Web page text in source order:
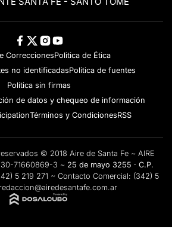
CorreccionesPolitica de Ética
no identificadasPolítica de fuentes
Política sin firmas
de datos y chequeo de información
Términos y CondicionesRSS
© 2018 Aire de Santa Fe ~ AIRE
30-71660869-3 ~ 25 de mayo 3255 · C.P.
5 219 271 ~ Contacto Comercial: (342) 5
redaccion@airedesantafe.com.ar